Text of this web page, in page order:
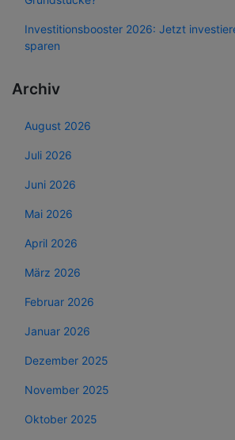
Investitionsbooster 2026: Jetzt
sparen
Archiv
August 2026
Juli 2026
Juni 2026
Mai 2026
April 2026
März 2026
Februar 2026
Januar 2026
Dezember 2025
November 2025
Oktober 2025